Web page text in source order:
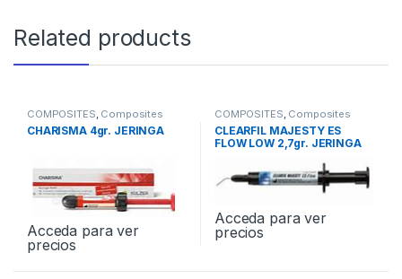
Related products
COMPOSITES Composites
CHARISMA 4gr. JERINGA
Acceda para ver
precios
COMPOSITES Composites
CLEARFIL MAJESTY ES
FLOW LOW 2,7gr. JERINGA
Acceda para ver
precios